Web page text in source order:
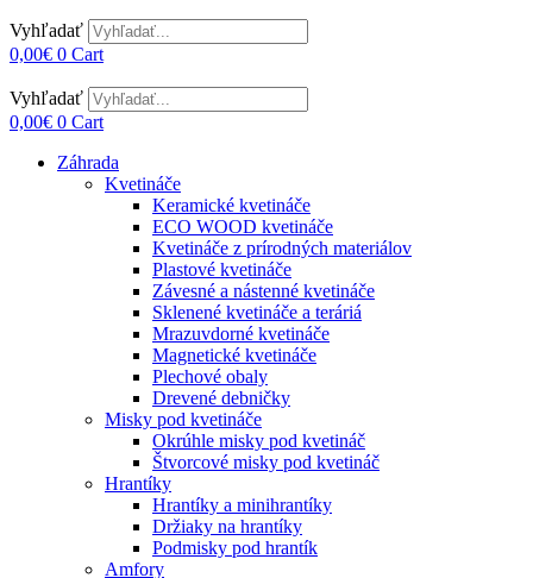
Vyhľadať
0,00€ 0 Cart
Vyhľadať
0,00€ 0 Cart
Záhrada
Kvetináče
Keramické kvetináče
ECO WOOD kvetináče
Kvetináče z prírodných materiálov
Plastové kvetináče
Závesné a nástenné kvetináče
Sklenené kvetináče a teráriá
Mrazuvdorné kvetináče
Magnetické kvetináče
Plechové obaly
Drevené debničky
Misky pod kvetináče
Okrúhle misky pod kvetináč
Štvorcové misky pod kvetináč
Hrantíky
Hrantíky a minihrantíky
Držiaky na hrantíky
Podmisky pod hrantík
Amfory